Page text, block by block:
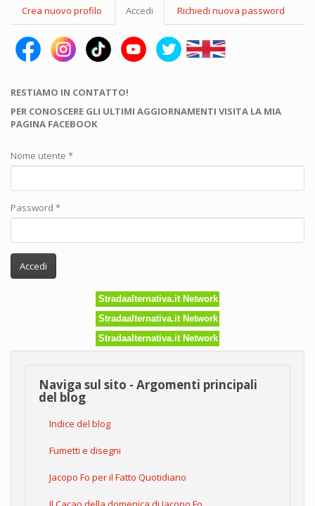
primarie
Crea nuovo profilo Accedi (scheda
attiva)
Richiedi nuova password
RESTIAMO IN CONTATTO!
PER CONOSCERE GLI ULTIMI AGGIORNAMENTI VISITA LA MIA
PAGINA FACEBOOK
Nome utente *
Password *
Accedi
Stradaalternativa.it Network
Stradaalternativa.it Network
Stradaalternativa.it Network
Naviga sul sito - Argomenti principali
del blog
Indice del blog
Fumetti e disegni
Jacopo Fo per il Fatto Quotidiano